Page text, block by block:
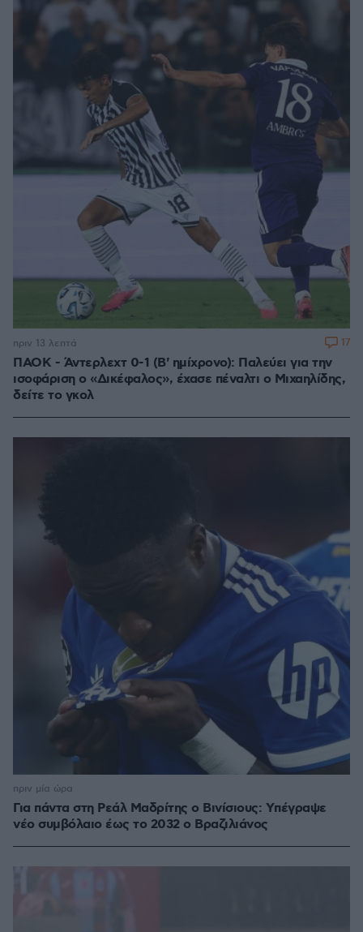
ΠΑΟΚ - Άντερλεχτ 0-1 (Β' ημίχρονο): Παλεύει για την
ισοφάριση ο «Δικέφαλος», έχασε πέναλτι ο Μιχαηλίδης,
δείτε το γκολ
πριν 13 λεπτά 17
Για πάντα στη Ρεάλ Μαδρίτης ο Βινίσιους: Yπέγραψε
νέο συμβόλαιο έως το 2032 ο Βραζιλιάνος
πριν μία ώρα